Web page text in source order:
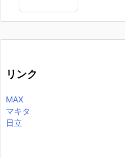
リンク
MAX
マキタ
日立